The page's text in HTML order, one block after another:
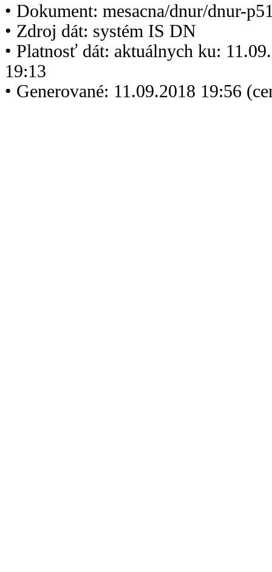
• Dokument: mesacna/dnur/dnur-
• Zdroj dát: systém IS DN
• Platnosť dát: aktuálnych ku:
19:13
• Generované: 11.09.2018 19:56